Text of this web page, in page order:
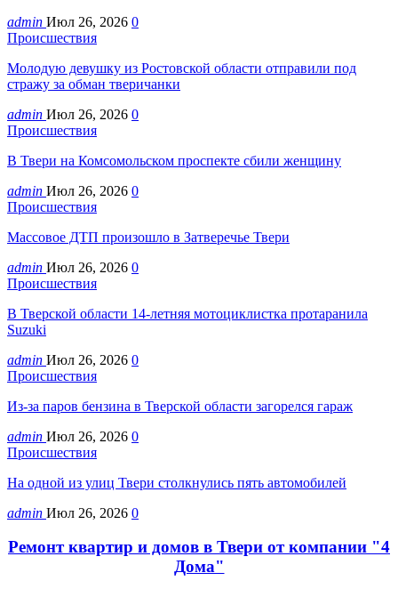
admin Июл 26, 2026 0
Происшествия
Молодую девушку из Ростовской области отправили под
стражу за обман тверичанки
admin Июл 26, 2026 0
Происшествия
В Твери на Комсомольском проспекте сбили женщину
admin Июл 26, 2026 0
Происшествия
Массовое ДТП произошло в Затверечье Твери
admin Июл 26, 2026 0
Происшествия
В Тверской области 14-летняя мотоциклистка протаранила
Suzuki
admin Июл 26, 2026 0
Происшествия
Из-за паров бензина в Тверской области загорелся гараж
admin Июл 26, 2026 0
Происшествия
На одной из улиц Твери столкнулись пять автомобилей
admin Июл 26, 2026 0
Ремонт квартир и домов в Твери от компании "4
Дома"